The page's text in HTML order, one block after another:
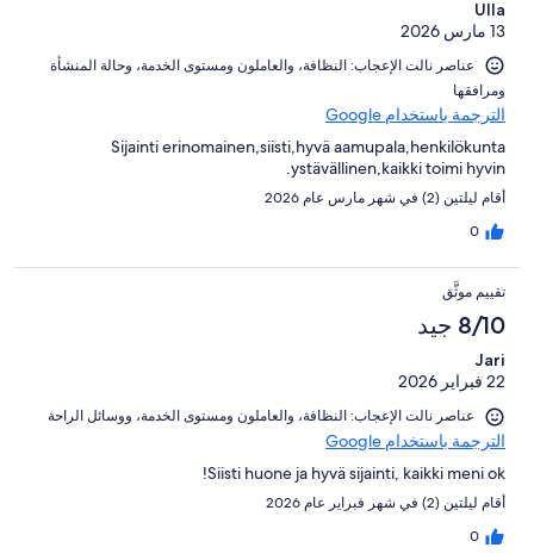
من
تقييمات
النزلاء
Ulla
13 مارس 2026
عناصر نالت الإعجاب: ⁦النظافة⁩، و⁦العاملون ومستوى الخدمة⁩، و⁦حالة المنشأة
ومرافقها⁩
الترجمة باستخدام Google
Sijainti erinomainen,siisti,hyvä aamupala,henkilökunta
ystävällinen,kaikki toimi hyvin.
أقام ليلتين (2) في شهر مارس عام 2026
0
تقييم موثَّق
8/10 جيد
Jari
22 فبراير 2026
عناصر نالت الإعجاب: ⁦النظافة⁩، و⁦العاملون ومستوى الخدمة⁩، و⁦وسائل الراحة⁩
الترجمة باستخدام Google
Siisti huone ja hyvä sijainti, kaikki meni ok!
أقام ليلتين (2) في شهر فبراير عام 2026
0